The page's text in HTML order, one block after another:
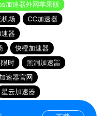
加速器外网苹果版
机场
CC加速器
器
快橙加速器
时
黑洞加速噐
速器官网
星云加速器